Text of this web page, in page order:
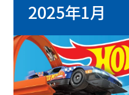
2025年1月